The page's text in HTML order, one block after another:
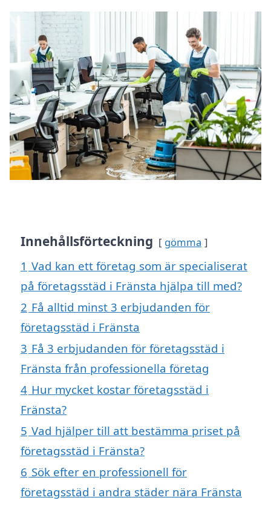
Innehållsförteckning gömma
1 Vad kan ett företag som är specialiserat
på företagsstäd i Fränsta hjälpa till med?
2 Få alltid minst 3 erbjudanden för
företagsstäd i Fränsta
3 Få 3 erbjudanden för företagsstäd i
Fränsta från professionella företag
4 Hur mycket kostar företagsstäd i
Fränsta?
5 Vad hjälper till att bestämma priset på
företagsstäd i Fränsta?
6 Sök efter en professionell för
företagsstäd i andra städer nära Fränsta